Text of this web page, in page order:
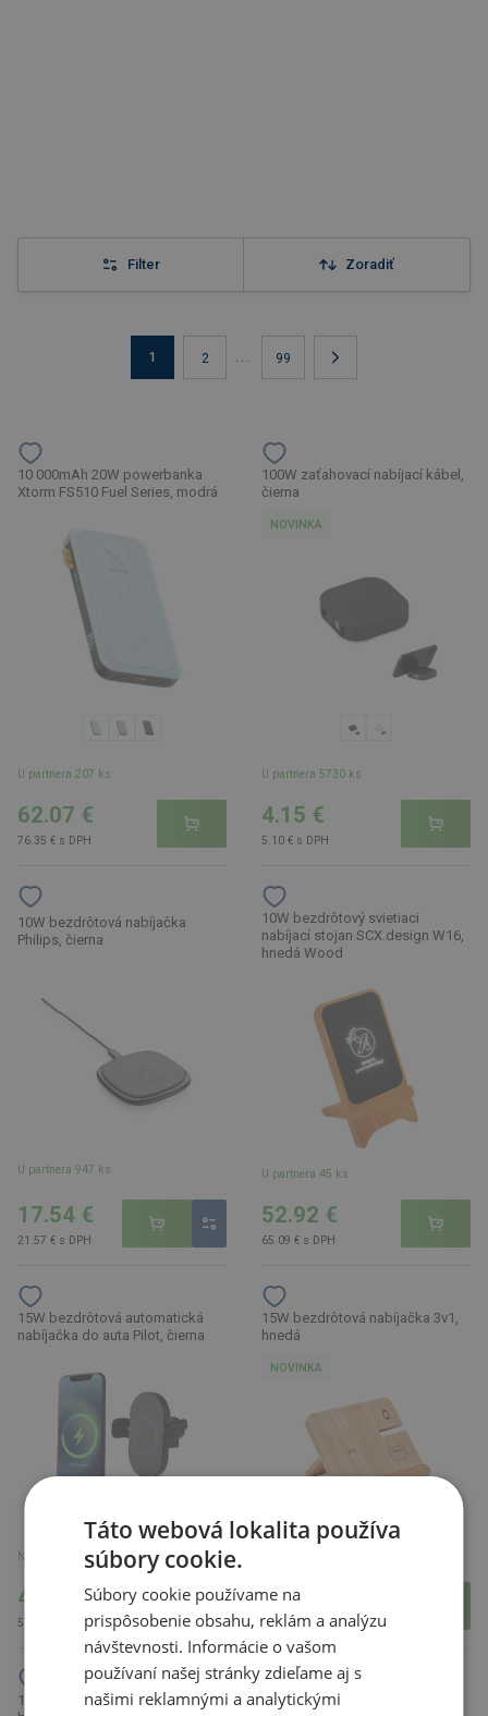
Filter Zoradiť
1 2 ... 99
10 000mAh 20W powerbanka
Xtorm FS510 Fuel Series, modrá
U partnera 207 ks
62.07 €
76.35 € s DPH
100W zaťahovací nabíjací kábel,
čierna
NOVINKA
U partnera 5730 ks
4.15 €
5.10 € s DPH
10W bezdrôtová nabíjačka
Philips, čierna
U partnera 947 ks
17.54 €
21.57 € s DPH
10W bezdrôtový svietiaci
nabíjací stojan SCX.design W16,
hnedá Wood
U partnera 45 ks
52.92 €
65.09 € s DPH
15W bezdrôtová automatická
nabíjačka do auta Pilot, čierna
Na sklade 1 ks
42.07 €
51.75 € s DPH
15W bezdrôtová nabíjačka 3v1,
hnedá
NOVINKA
22.20 €
27.31 € s DPH
15W bezdrôtová nabíjačka z
15W nabíjací kábel 5 v 1
Táto webová lokalita používa
súbory cookie.
Súbory cookie používame na
prispôsobenie obsahu, reklám a analýzu
návštevnosti. Informácie o vašom
používaní našej stránky zdieľame aj s
našimi reklamnými a analytickými